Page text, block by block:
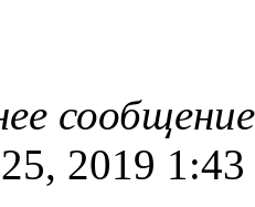
сообщение
2019 1:43